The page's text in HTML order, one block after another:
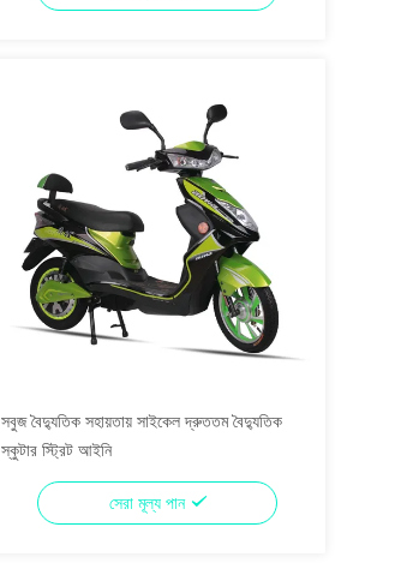
সবুজ বৈদ্যুতিক সহায়তায় সাইকেল দ্রুততম বৈদ্যুতিক
স্কুটার স্ট্রিট আইনি
সেরা মূল্য পান